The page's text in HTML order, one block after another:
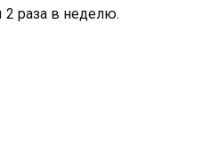
раза в неделю.